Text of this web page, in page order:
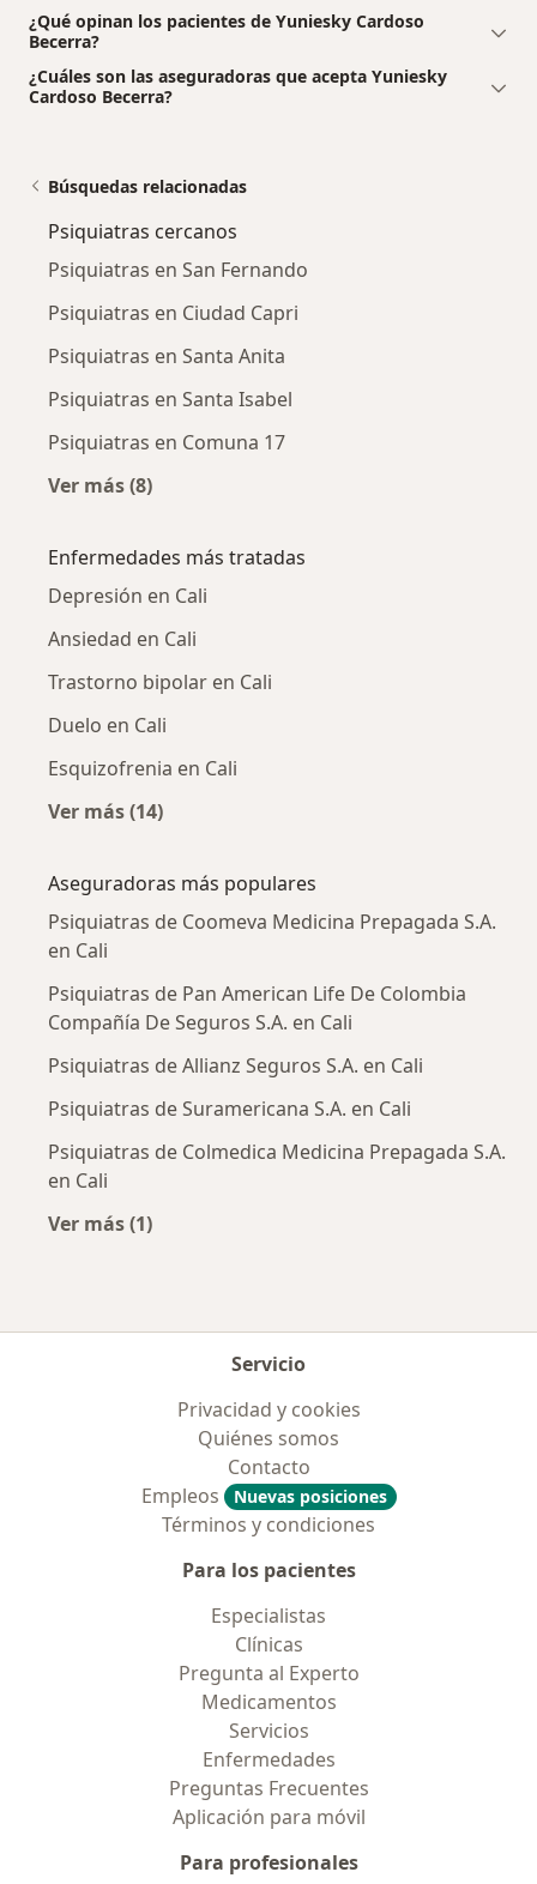
¿Qué opinan los pacientes de Yuniesky Cardoso
Becerra?
¿Cuáles son las aseguradoras que acepta Yuniesky
Cardoso Becerra?
Búsquedas relacionadas
Psiquiatras cercanos
Psiquiatras en San Fernando
Psiquiatras en Ciudad Capri
Psiquiatras en Santa Anita
Psiquiatras en Santa Isabel
Psiquiatras en Comuna 17
Ver más (8)
Enfermedades más tratadas
Depresión en Cali
Ansiedad en Cali
Trastorno bipolar en Cali
Duelo en Cali
Esquizofrenia en Cali
Ver más (14)
Aseguradoras más populares
Psiquiatras de Coomeva Medicina Prepagada S.A.
en Cali
Psiquiatras de Pan American Life De Colombia
Compañía De Seguros S.A. en Cali
Psiquiatras de Allianz Seguros S.A. en Cali
Psiquiatras de Suramericana S.A. en Cali
Psiquiatras de Colmedica Medicina Prepagada S.A.
en Cali
Ver más (1)
Servicio
Privacidad y cookies
Quiénes somos
Contacto
Empleos
Nuevas posiciones
Términos y condiciones
Para los pacientes
Especialistas
Clínicas
Pregunta al Experto
Medicamentos
Servicios
Enfermedades
Preguntas Frecuentes
Aplicación para móvil
Para profesionales